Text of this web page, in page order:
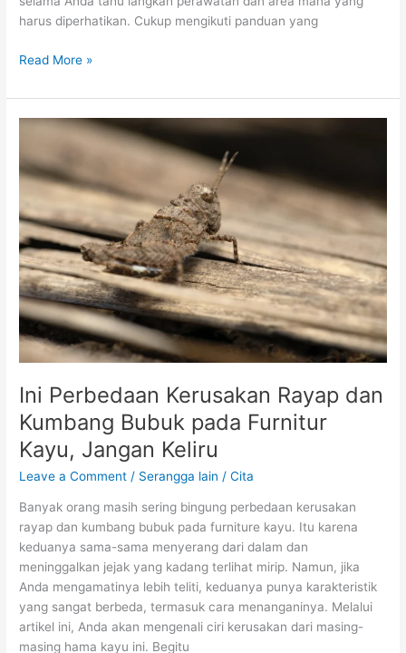
harus diperhatikan. Cukup mengikuti panduan yang
Read More »
Ini Perbedaan Kerusakan Rayap dan
Kumbang Bubuk pada Furnitur
Kayu, Jangan Keliru
Leave a Comment / Serangga lain /Cita
Banyak orang masih sering bingung perbedaan kerusakan
rayap dan kumbang bubuk pada furniture kayu. Itu karena
keduanya sama-sama menyerang dari dalam dan
meninggalkan jejak yang kadang terlihat mirip. Namun, jika
Anda mengamatinya lebih teliti, keduanya punya karakteristik
yang sangat berbeda, termasuk cara menanganinya. Melalui
artikel ini, Anda akan mengenali ciri kerusakan dari masing-
masing hama kayu ini. Begitu
Perbedaan
Kerusakan
Rayap
Kumbang
Bubuk
pada
Furnitur
Kayu,
Jangan
Keliru